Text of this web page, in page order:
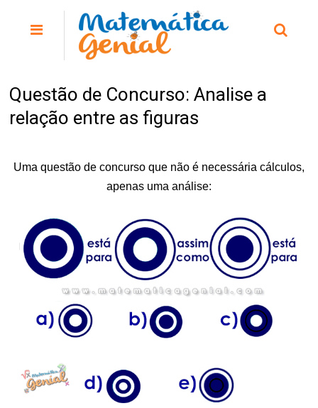
Questão de Concurso: Analise a
relação entre as figuras
Uma questão de concurso que não é necessária cálculos,
apenas uma análise: